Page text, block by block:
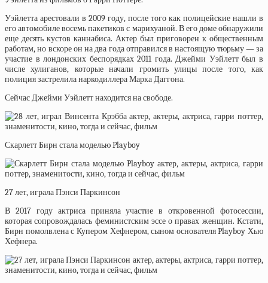
Уэйлетта арестовали в 2009 году, после того как полицейские нашли в
его автомобиле восемь пакетиков с марихуаной. В его доме обнаружили
еще десять кустов каннабиса. Актер был приговорен к общественным
работам, но вскоре он на два года отправился в настоящую тюрьму — за
участие в лондонских беспорядках 2011 года. Джейми Уэйлетт был в
числе хулиганов, которые начали громить улицы после того, как
полиция застрелила наркодиллера Марка Даггона.
Сейчас Джейми Уэйлетт находится на свободе.
Скарлетт Бирн стала моделью Playboy
27 лет, играла Пэнси Паркинсон
В 2017 году актриса приняла участие в откровенной фотосессии,
которая сопровождалась феминистским эссе о правах женщин. Кстати,
Бирн помолвлена с Купером Хефнером, сыном основателя Playboy Хью
Хефнера.